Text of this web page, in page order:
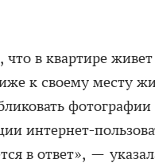
в квартире
к своему месту
интернет-
в ответ», —